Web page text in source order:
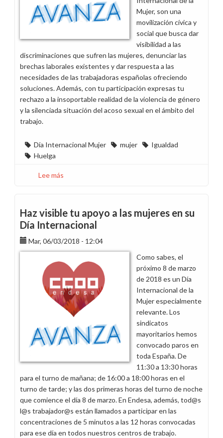
como
nuevo
Mujer, son una
movilización cívica y
social que busca dar
visibilidad a las
discriminaciones que sufren las mujeres, denunciar las
brechas laborales existentes y dar respuesta a las
necesidades de las trabajadoras españolas ofreciendo
soluciones. Además, con tu participación expresas tu
rechazo a la insoportable realidad de la violencia de género
y la silenciada situación del acoso sexual en el ámbito del
trabajo.
Día Internacional Mujer mujer
Igualdad
Huelga
Lee más
de
marzo:
Apoya
a
las
mujeres
en
su
Día
Internacional
Haz visible tu apoyo a las mujeres en su
Día Internacional
Mar, 06/03/2018 - 12:04
Como sabes, el
próximo 8 de marzo
de 2018 es un Día
Internacional de la
Mujer especialmente
relevante. Los
sindicatos
mayoritarios hemos
convocado paros en
toda España. De
11:30 a 13:30 horas
para el turno de mañana; de 16:00 a 18:00 horas en el
turno de tarde; y las dos primeras horas del turno de noche
que comience el día 8 de marzo. En Endesa, además, tod@s
l@s trabajador@s están llamados a participar en las
concentraciones de 5 minutos a las 12 horas convocadas
para ese día en todos nuestros centros de trabajo.